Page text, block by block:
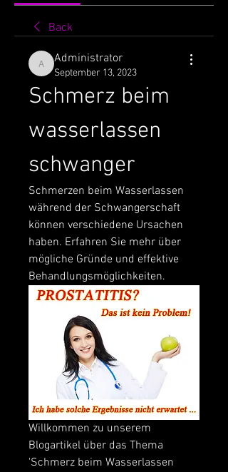
Back
Administrator
Administrator
September 13, 2023
Schmerz beim
wasserlassen
schwanger
Schmerzen beim Wasserlassen
während der Schwangerschaft
können verschiedene Ursachen
haben. Erfahren Sie mehr über
mögliche Gründe und effektive
Behandlungsmöglichkeiten.
Willkommen zu unserem
Blogartikel über das Thema
'Schmerz beim Wasserlassen